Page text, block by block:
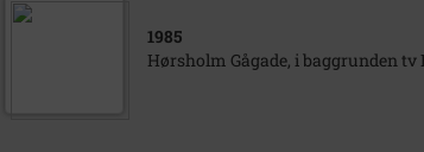
1985
Hørsholm Gågade, i baggrunden